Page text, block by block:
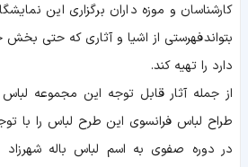
کارشناسان و موزه داران برگزاری این
بتواند فهرستی از اشیا و آثاری که حتی
دارد را تهیه کند.
از جمله آثار قابل توجه این مجموعه
طراح لباس فرانسوی این طرح لباس را با
در دوره صفوی به اسم لباس باله